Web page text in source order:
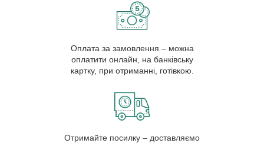
Оплата за замовлення – можна
оплатити онлайн, на банківську
картку, при отриманні, готівкою.
Отримайте посилку – доставляємо